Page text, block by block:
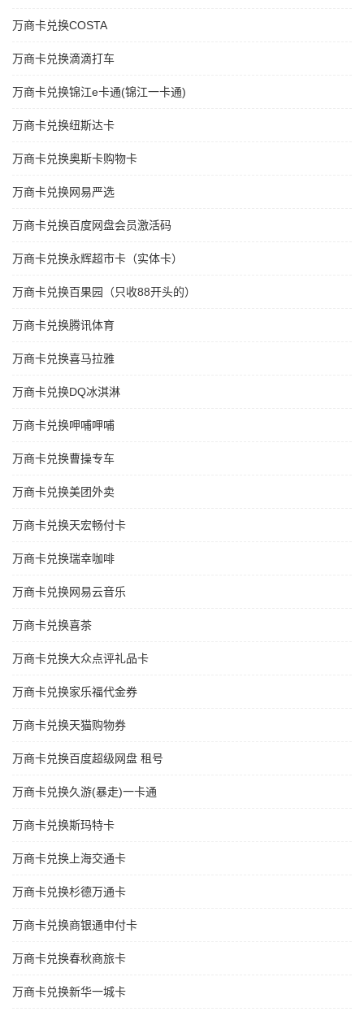
万商卡兑换COSTA
万商卡兑换滴滴打车
万商卡兑换锦江e卡通(锦江一卡通)
万商卡兑换纽斯达卡
万商卡兑换奥斯卡购物卡
万商卡兑换网易严选
万商卡兑换百度网盘会员激活码
万商卡兑换永辉超市卡（实体卡）
万商卡兑换百果园（只收88开头的）
万商卡兑换腾讯体育
万商卡兑换喜马拉雅
万商卡兑换DQ冰淇淋
万商卡兑换呷哺呷哺
万商卡兑换曹操专车
万商卡兑换美团外卖
万商卡兑换天宏畅付卡
万商卡兑换瑞幸咖啡
万商卡兑换网易云音乐
万商卡兑换喜茶
万商卡兑换大众点评礼品卡
万商卡兑换家乐福代金券
万商卡兑换天猫购物券
万商卡兑换百度超级网盘 租号
万商卡兑换久游(暴走)一卡通
万商卡兑换斯玛特卡
万商卡兑换上海交通卡
万商卡兑换杉德万通卡
万商卡兑换商银通申付卡
万商卡兑换春秋商旅卡
万商卡兑换新华一城卡